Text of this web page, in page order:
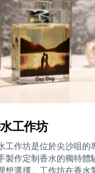
工作坊
工作坊是位於尖沙咀的
製作定制香水的獨特體
想選擇。工作坊在香水